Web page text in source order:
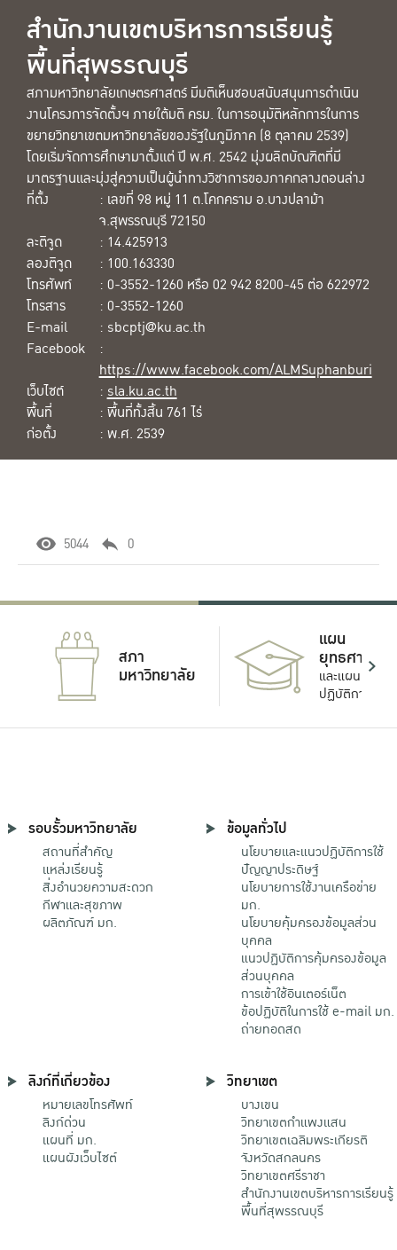
สำนักงานเขตบริหารการเรียนรู้
พื้นที่สุพรรณบุรี
สภามหาวิทยาลัยเกษตรศาสตร์ มีมติเห็นชอบสนับสนุนการดำเนิน
งานโครงการจัดตั้งฯ ภายใต้มติ ครม. ในการอนุมัติหลักการในการ
ขยายวิทยาเขตมหาวิทยาลัยของรัฐในภูมิภาค (8 ตุลาคม 2539)
โดยเริ่มจัดการศึกษามาตั้งแต่ ปี พ.ศ. 2542 มุ่งผลิตบัณฑิตที่มี
มาตรฐานและมุ่งสู่ความเป็นผู้นำทางวิชาการของภาคกลางตอนล่าง
ที่ตั้ง
: เลขที่ 98 หมู่ 11 ต.โคกคราม อ.บางปลาม้า
จ.สุพรรณบุรี 72150
ละติจูด
: 14.425913
ลองติจูด
: 100.163330
โทรศัพท์
: 0-3552-1260 หรือ 02 942 8200-45 ต่อ 622972
โทรสาร
: 0-3552-1260
E-mail
: sbcptj@ku.ac.th
Facebook
:
https://www.facebook.com/ALMSuphanburi
เว็บไซต์
:sla.ku.ac.th
พื้นที่
: พื้นที่ทั้งสิ้น 761 ไร่
ก่อตั้ง
: พ.ศ. 2539
5044 0
สภา
มหาวิทยาลัย
แผน
ยุทธศาสตร์
และแผน
ปฏิบัติการ
รอบรั้วมหาวิทยาลัย
สถานที่สำคัญ
แหล่งเรียนรู้
สิ่งอำนวยความสะดวก
กีฬาและสุขภาพ
ผลิตภัณฑ์ มก.
ข้อมูลทั่วไป
นโยบายและแนวปฏิบัติการใช้
ปัญญาประดิษฐ์
นโยบายการใช้งานเครือข่าย
มก.
นโยบายคุ้มครองข้อมูลส่วน
บุคคล
แนวปฏิบัติการคุ้มครองข้อมูล
ส่วนบุคคล
การเข้าใช้อินเตอร์เน็ต
ข้อปฏิบัติในการใช้ e-mail มก.
ถ่ายทอดสด
ลิงก์ที่เกี่ยวข้อง
หมายเลขโทรศัพท์
ลิงก์ด่วน
แผนที่ มก.
แผนผังเว็บไซต์
วิทยาเขต
บางเขน
วิทยาเขตกําแพงแสน
วิทยาเขตเฉลิมพระเกียรติ
จังหวัดสกลนคร
วิทยาเขตศรีราชา
สำนักงานเขตบริหารการเรียนรู้
พื้นที่สุพรรณบุรี